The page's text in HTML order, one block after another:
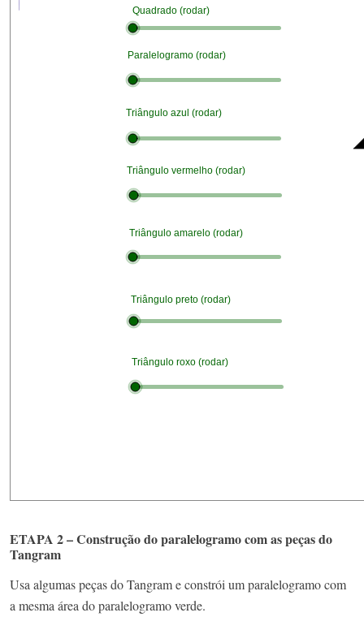
ETAPA 2 – Construção do paralelogramo com as peças do
Tangram
Usa algumas peças do Tangram e constrói um paralelogramo com
a mesma área do paralelogramo verde.